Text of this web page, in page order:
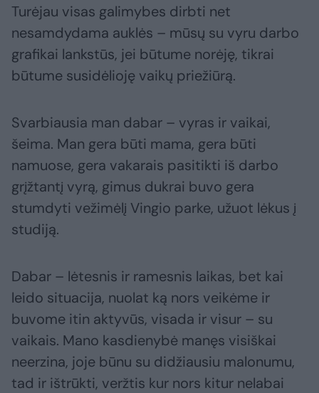
Turėjau visas galimybes dirbti net
nesamdydama auklės – mūsų su vyru darbo
grafikai lankstūs, jei būtume norėję, tikrai
būtume susidėlioję vaikų priežiūrą.
Svarbiausia man dabar – vyras ir vaikai,
šeima. Man gera būti mama, gera būti
namuose, gera vakarais pasitikti iš darbo
grįžtantį vyrą, gimus dukrai buvo gera
stumdyti vežimėlį Vingio parke, užuot lėkus į
studiją.
Dabar – lėtesnis ir ramesnis laikas, bet kai
leido situacija, nuolat ką nors veikėme ir
buvome itin aktyvūs, visada ir visur – su
vaikais. Mano kasdienybė manęs visiškai
neerzina, joje būnu su didžiausiu malonumu,
tad ir ištrūkti, veržtis kur nors kitur nelabai